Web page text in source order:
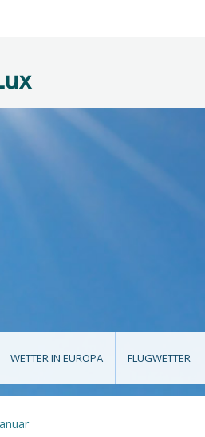
WETTER IN EUROPA FLUGWETTER